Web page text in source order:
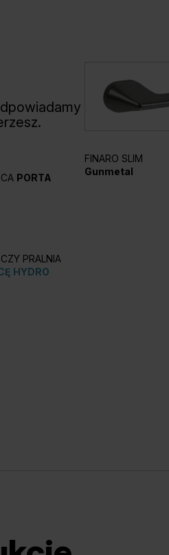
PORTA
PRALNIA
HYDRO
FINARO SLIM
Gunmetal